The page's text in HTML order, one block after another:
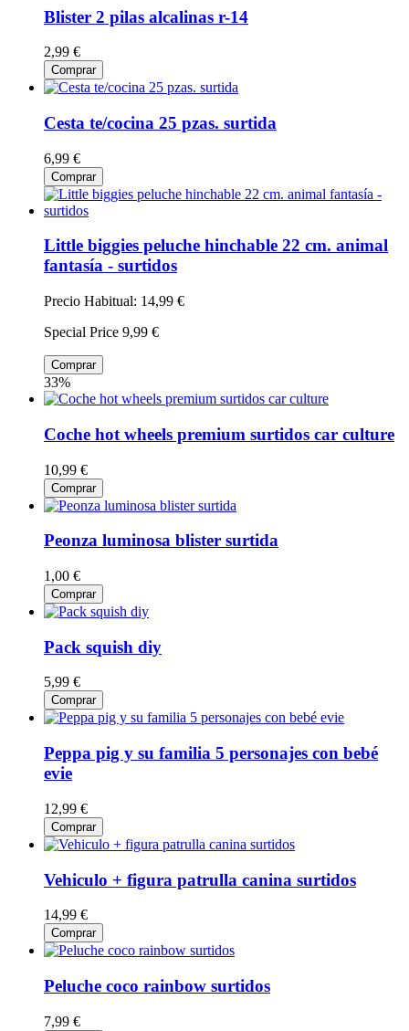
Blister 2 pilas alcalinas r-14
2,99 €
Comprar
Cesta te/cocina 25 pzas. surtida
6,99 €
Comprar
Little biggies peluche hinchable 22 cm. animal
fantasía - surtidos
Precio Habitual: 14,99 €
Special Price 9,99 €
Comprar
33%
Coche hot wheels premium surtidos car culture
10,99 €
Comprar
Peonza luminosa blister surtida
1,00 €
Comprar
Pack squish diy
5,99 €
Comprar
Peppa pig y su familia 5 personajes con bebé
evie
12,99 €
Comprar
Vehiculo + figura patrulla canina surtidos
14,99 €
Comprar
Peluche coco rainbow surtidos
7,99 €